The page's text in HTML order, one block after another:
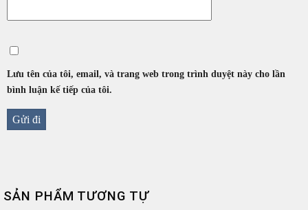
Lưu tên của tôi, email, và trang web trong trình duyệt này cho lần
bình luận kế tiếp của tôi.
SẢN PHẨM TƯƠNG TỰ